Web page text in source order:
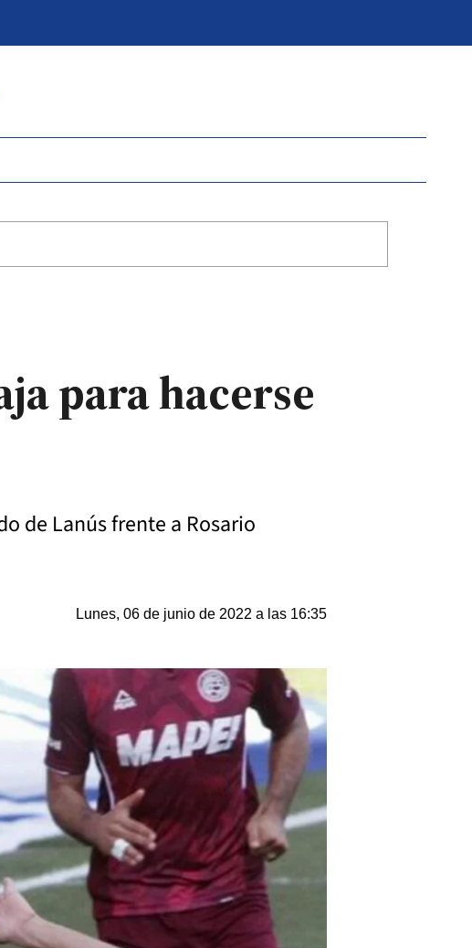
para hacerse
de Lanús frente a Rosario
Lunes, 06 de junio de 2022 a las 16:35